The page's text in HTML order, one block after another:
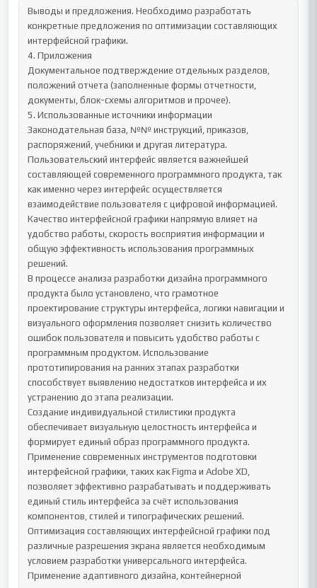
Выводы и предложения. Необходимо разработать
конкретные предложения по оптимизации составляющих
интерфейсной графики.
4. Приложения
Документальное подтверждение отдельных разделов,
положений отчета (заполненные формы отчетности,
документы, блок-схемы алгоритмов и прочее).
5. Использованные источники информации
Законодательная база, №№ инструкций, приказов,
распоряжений, учебники и другая литература.
Пользовательский интерфейс является важнейшей
составляющей современного программного продукта, так
как именно через интерфейс осуществляется
взаимодействие пользователя с цифровой информацией.
Качество интерфейсной графики напрямую влияет на
удобство работы, скорость восприятия информации и
общую эффективность использования программных
решений.
В процессе анализа разработки дизайна программного
продукта было установлено, что грамотное
проектирование структуры интерфейса, логики навигации и
визуального оформления позволяет снизить количество
ошибок пользователя и повысить удобство работы с
программным продуктом. Использование
прототипирования на ранних этапах разработки
способствует выявлению недостатков интерфейса и их
устранению до этапа реализации.
Создание индивидуальной стилистики продукта
обеспечивает визуальную целостность интерфейса и
формирует единый образ программного продукта.
Применение современных инструментов подготовки
интерфейсной графики, таких как Figma и Adobe XD,
позволяет эффективно разрабатывать и поддерживать
единый стиль интерфейса за счёт использования
компонентов, стилей и типографических решений.
Оптимизация составляющих интерфейсной графики под
различные разрешения экрана является необходимым
условием разработки универсального интерфейса.
Применение адаптивного дизайна, контейнерной